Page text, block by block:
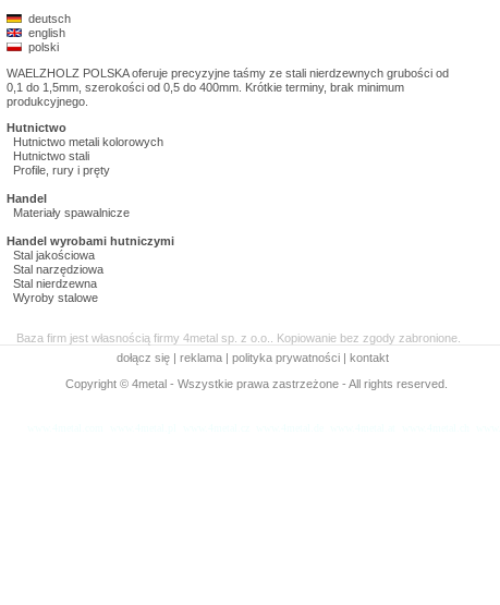
deutsch
english
polski
WAELZHOLZ POLSKA oferuje precyzyjne taśmy ze stali nierdzewnych grubości od
0,1 do 1,5mm, szerokości od 0,5 do 400mm. Krótkie terminy, brak minimum
produkcyjnego.
Hutnictwo
Hutnictwo metali kolorowych
Hutnictwo stali
Profile, rury i pręty
Handel
Materiały spawalnicze
Handel wyrobami hutniczymi
Stal jakościowa
Stal narzędziowa
Stal nierdzewna
Wyroby stalowe
Baza firm jest własnością firmy 4metal sp. z o.o.. Kopiowanie bez zgody zabronione.
dołącz się | reklama | polityka prywatności | kontakt
Copyright © 4metal - Wszystkie prawa zastrzeżone - All rights reserved.